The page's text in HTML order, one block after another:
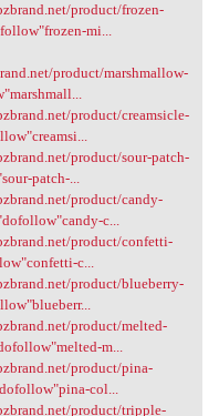
product/frozen-
mi...
product/marshmallow-
product/creamsicle-
product/sour-patch-
patch-...
product/candy-
c...
product/confetti-
c...
product/blueberry-
product/melted-
m...
product/pina-
col...
product/tripple-